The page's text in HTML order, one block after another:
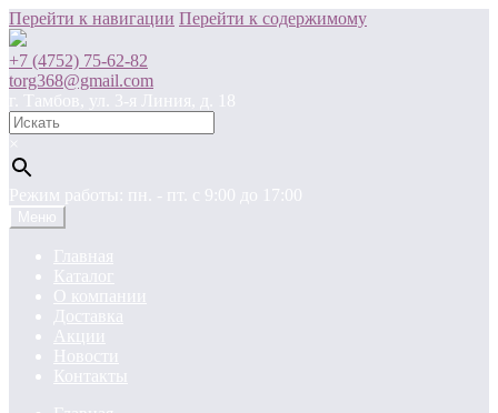
Перейти к навигации Перейти к содержимому
+7 (4752) 75-62-82
torg368@gmail.com
г. Тамбов, ул. 3-я Линия, д. 18
×
Режим работы: пн. - пт. c 9:00 до 17:00
Меню
Главная
Каталог
О компании
Доставка
Акции
Новости
Контакты